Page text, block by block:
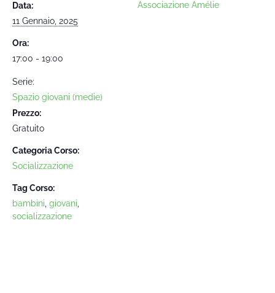
Data:
11 Gennaio, 2025
Ora:
17:00 - 19:00
Serie:
Spazio giovani (medie)
Prezzo:
Gratuito
Categoria Corso:
Socializzazione
Tag Corso:
bambini giovani
socializzazione
Associazione Amélie